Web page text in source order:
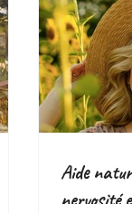
Aide
nervosité